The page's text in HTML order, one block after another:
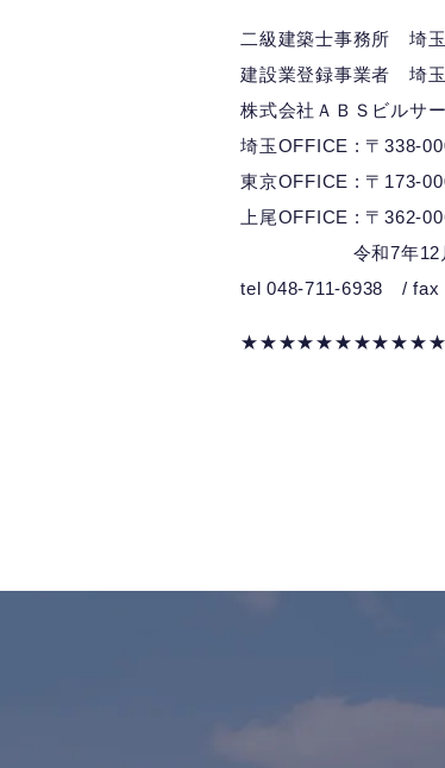
二級建築士事務所 埼
建設業登録事業者 埼
株式会社ＡＢＳビルサ
埼玉OFFICE : 〒338-
東京OFFICE : 〒173-
上尾OFFICE : 〒362-
令和7年12月から
tel 048-711-6938 / fax